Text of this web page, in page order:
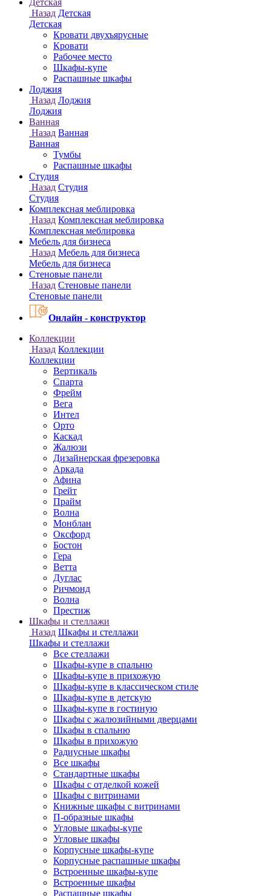
Онлайн - конструктор